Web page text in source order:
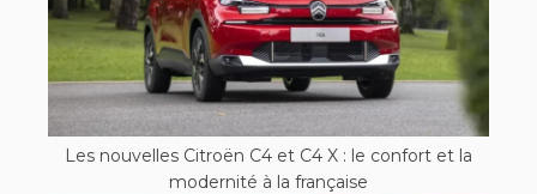
Les nouvelles Citroën C4 et C4 X : le confort et la
modernité à la française